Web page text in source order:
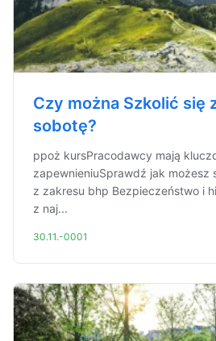
Czy można Szkolić się
sobotę?
ppoż kursPracodawcy mają
zapewnieniuSprawdź jak możesz
z zakresu bhp Bezpieczeństwo i
z naj...
30.11.-0001